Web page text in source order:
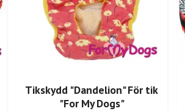
Tikskydd "Dandelion" För tik
"For My Dogs"